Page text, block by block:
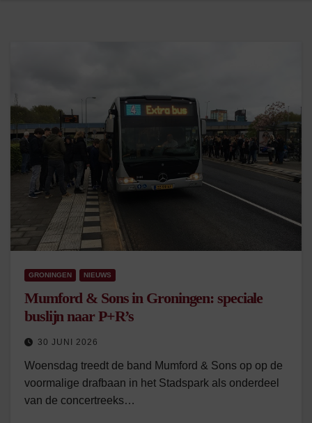
GRONINGEN NIEUWS
Mumford & Sons in Groningen: speciale
buslijn naar P+R’s
30 JUNI 2026
Woensdag treedt de band Mumford & Sons op op de
voormalige drafbaan in het Stadspark als onderdeel
van de concertreeks…